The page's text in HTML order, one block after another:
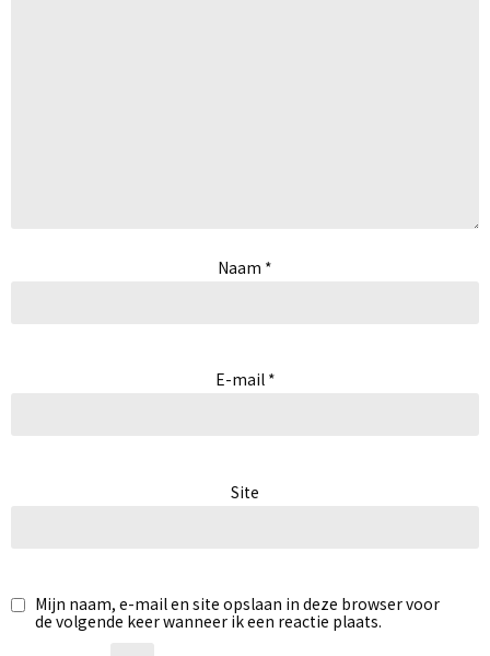
Naam *
E-mail *
Site
Mijn naam, e-mail en site opslaan in deze browser voor
de volgende keer wanneer ik een reactie plaats.